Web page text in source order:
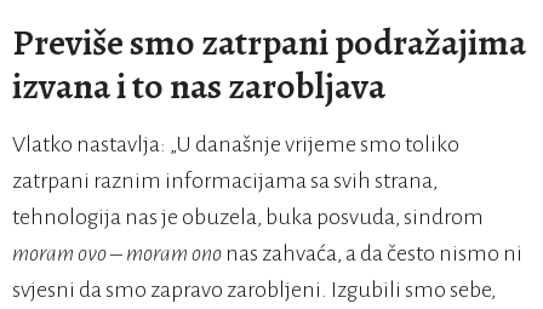
Previše smo zatrpani podražajima
izvana i to nas zarobljava
Vlatko nastavlja: „U današnje vrijeme smo toliko
zatrpani raznim informacijama sa svih strana,
tehnologija nas je obuzela, buka posvuda, sindrom
moram ovo – moram ono nas zahvaća, a da često nismo ni
svjesni da smo zapravo zarobljeni. Izgubili smo sebe,